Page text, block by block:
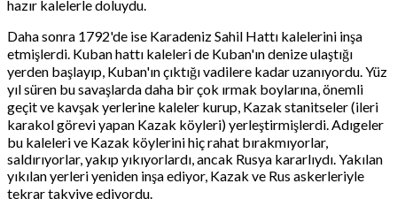
hazır kalelerle doluydu.
Daha sonra 1792'de ise Karadeniz Sahil Hattı kalelerini inşa
etmişlerdi. Kuban hattı kaleleri de Kuban'ın denize ulaştığı
yerden başlayıp, Kuban'ın çıktığı vadilere kadar uzanıyordu. Yüz
yıl süren bu savaşlarda daha bir çok ırmak boylarına, önemli
geçit ve kavşak yerlerine kaleler kurup, Kazak stanitseler (ileri
karakol görevi yapan Kazak köyleri) yerleştirmişlerdi. Adıgeler
bu kaleleri ve Kazak köylerini hiç rahat bırakmıyorlar,
saldırıyorlar, yakıp yıkıyorlardı, ancak Rusya kararlıydı. Yakılan
yıkılan yerleri yeniden inşa ediyor, Kazak ve Rus askerleriyle
tekrar takviye ediyordu.